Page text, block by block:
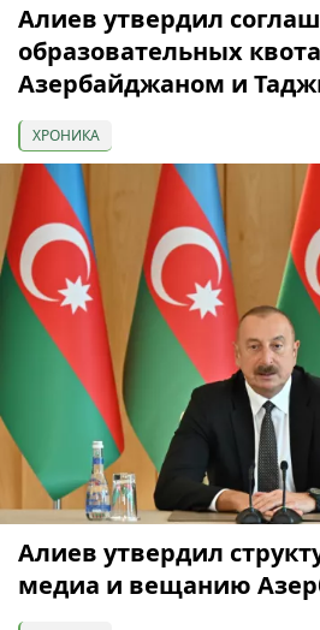
Алиев утвердил
образовательных
Азербайджаном и
ХРОНИКА
Алиев утвердил
медиа и вещанию